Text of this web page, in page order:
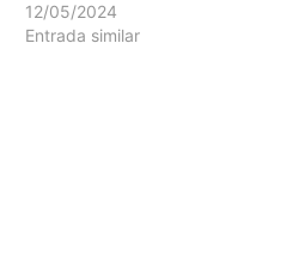
12/05/2024
Entrada similar